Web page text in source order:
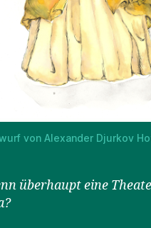
von Alexander Djurkov
überhaupt eine